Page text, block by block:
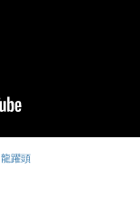
龍躍頭